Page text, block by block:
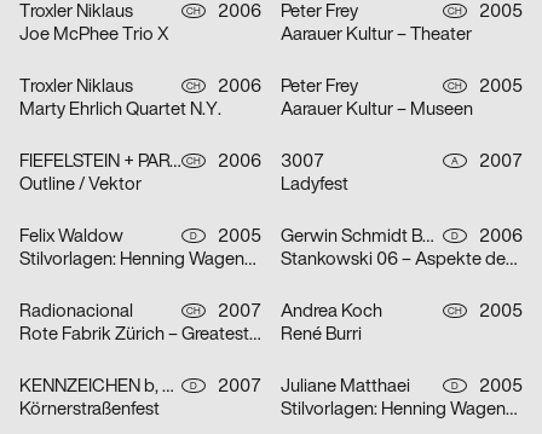
Troxler Niklaus CH
2006
Joe McPhee Trio X
Peter Frey CH
2005
Aarauer Kultur – Theater
Troxler Niklaus CH
2006
Marty Ehrlich Quartet N.Y.
Peter Frey CH
2005
Aarauer Kultur – Museen
FIEFELSTEIN + PARTNER – BUREAU FÜR VISUELLE KOMMUNIKATION CH
2006
Outline / Vektor
3007 A
2007
Ladyfest
Felix Waldow D
2005
Stilvorlagen: Henning Wagenbreth
Gerwin Schmidt Büro für visuelle Gestaltung D
2006
Stankowski 06 – Aspekte des Gesamtwerks
Radionacional CH
2007
Rote Fabrik Zürich – Greatest Summer Resort
Andrea Koch CH
2005
René Burri
KENNZEICHEN b, Agentur für Markenkommunikation, Dirk Moll D
2007
Körnerstraßenfest
Juliane Matthaei D
2005
Stilvorlagen: Henning Wagenbreth